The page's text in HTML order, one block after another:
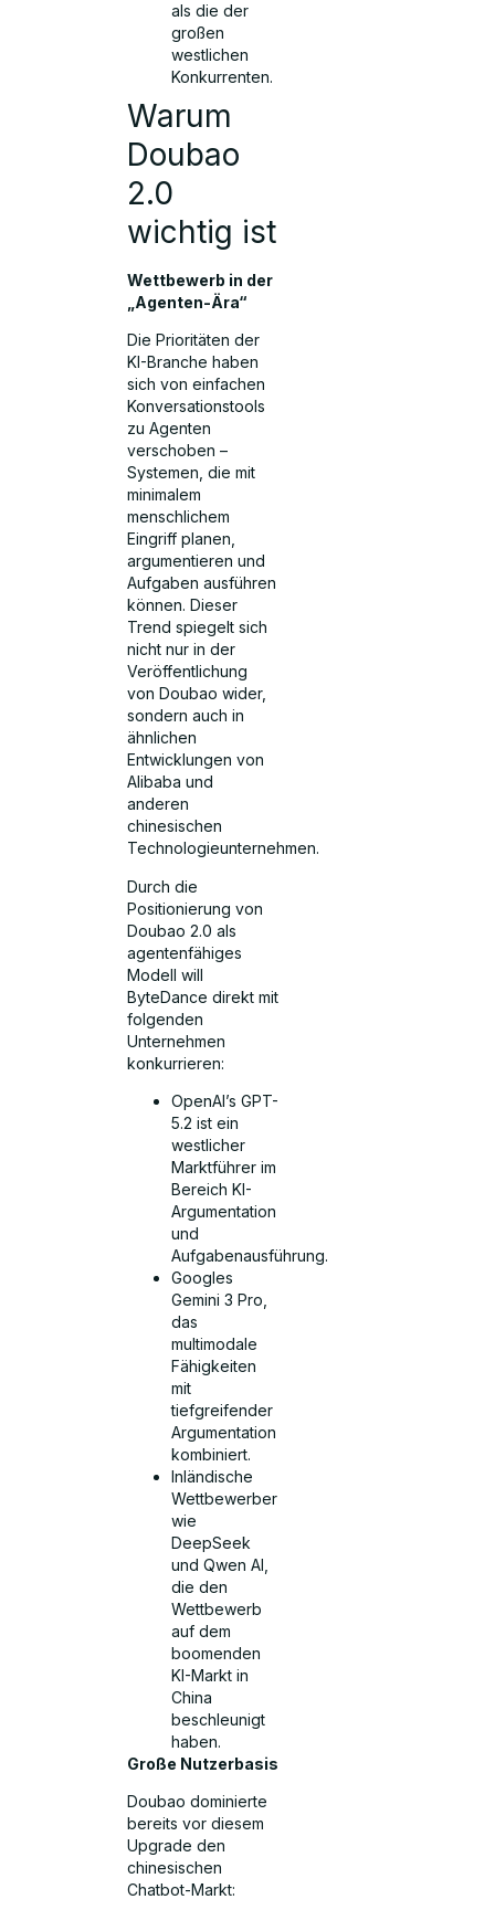
als die der
großen
westlichen
Konkurrenten.
Warum
Doubao
2.0
wichtig ist
Wettbewerb in der
„Agenten-Ära“
Die Prioritäten der
KI-Branche haben
sich von einfachen
Konversationstools
zu Agenten
verschoben –
Systemen, die mit
minimalem
menschlichem
Eingriff planen,
argumentieren und
Aufgaben ausführen
können. Dieser
Trend spiegelt sich
nicht nur in der
Veröffentlichung
von Doubao wider,
sondern auch in
ähnlichen
Entwicklungen von
Alibaba und
anderen
chinesischen
Technologieunternehmen.
Durch die
Positionierung von
Doubao 2.0 als
agentenfähiges
Modell will
ByteDance direkt mit
folgenden
Unternehmen
konkurrieren:
OpenAI’s GPT-
5.2 ist ein
westlicher
Marktführer im
Bereich KI-
Argumentation
und
Aufgabenausführung.
Googles
Gemini 3 Pro,
das
multimodale
Fähigkeiten
mit
tiefgreifender
Argumentation
kombiniert.
Inländische
Wettbewerber
wie
DeepSeek
und Qwen AI,
die den
Wettbewerb
auf dem
boomenden
KI-Markt in
China
beschleunigt
haben.
Große Nutzerbasis
Doubao dominierte
bereits vor diesem
Upgrade den
chinesischen
Chatbot-Markt: